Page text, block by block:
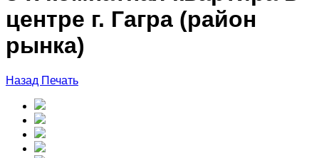
центре г. Гагра (район
рынка)
Назад Печать